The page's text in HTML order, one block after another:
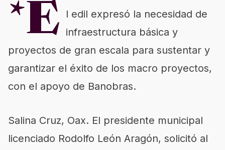
*E
l edil expresó la necesidad de
infraestructura básica y
proyectos de gran escala para sustentar y
garantizar el éxito de los macro proyectos,
con el apoyo de Banobras.
Salina Cruz, Oax. El presidente municipal
licenciado Rodolfo León Aragón, solicitó al